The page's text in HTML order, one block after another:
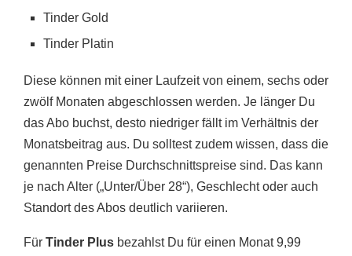
Tinder Gold
Tinder Platin
Diese können mit einer Laufzeit von einem, sechs oder
zwölf Monaten abgeschlossen werden. Je länger Du
das Abo buchst, desto niedriger fällt im Verhältnis der
Monatsbeitrag aus. Du solltest zudem wissen, dass die
genannten Preise Durchschnittspreise sind. Das kann
je nach Alter („Unter/Über 28“), Geschlecht oder auch
Standort des Abos deutlich variieren.
Für Tinder Plus bezahlst Du für einen Monat 9,99